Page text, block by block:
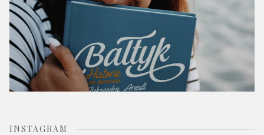
INSTAGRAM